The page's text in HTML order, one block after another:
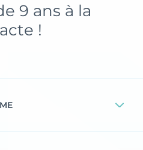
9 ans à la
!